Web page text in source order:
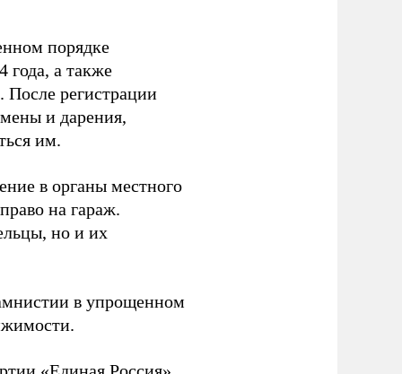
порядке
года, а также
регистрации
и дарения,
им.
в органы местного
на гараж.
но и их
в упрощенном